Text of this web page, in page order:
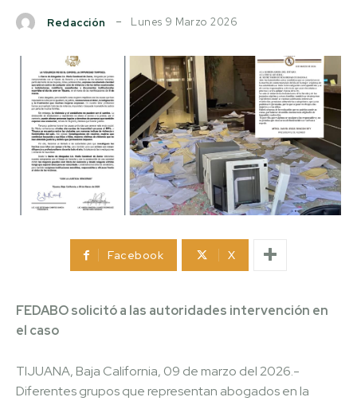
Redacción Lunes 9 Marzo 2026
Facebook X
FEDABO solicitó a las autoridades intervención en
el caso
TIJUANA, Baja California, 09 de marzo del 2026.-
Diferentes grupos que representan abogados en la